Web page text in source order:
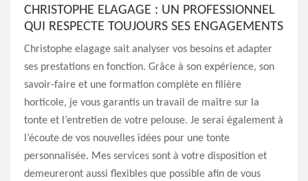
CHRISTOPHE ELAGAGE : UN PROFESSIONNEL
QUI RESPECTE TOUJOURS SES ENGAGEMENTS
Christophe elagage sait analyser vos besoins et adapter
ses prestations en fonction. Grâce à son expérience, son
savoir-faire et une formation complète en filière
horticole, je vous garantis un travail de maître sur la
tonte et l’entretien de votre pelouse. Je serai également à
l’écoute de vos nouvelles idées pour une tonte
personnalisée. Mes services sont à votre disposition et
demeureront aussi flexibles que possible afin de vous